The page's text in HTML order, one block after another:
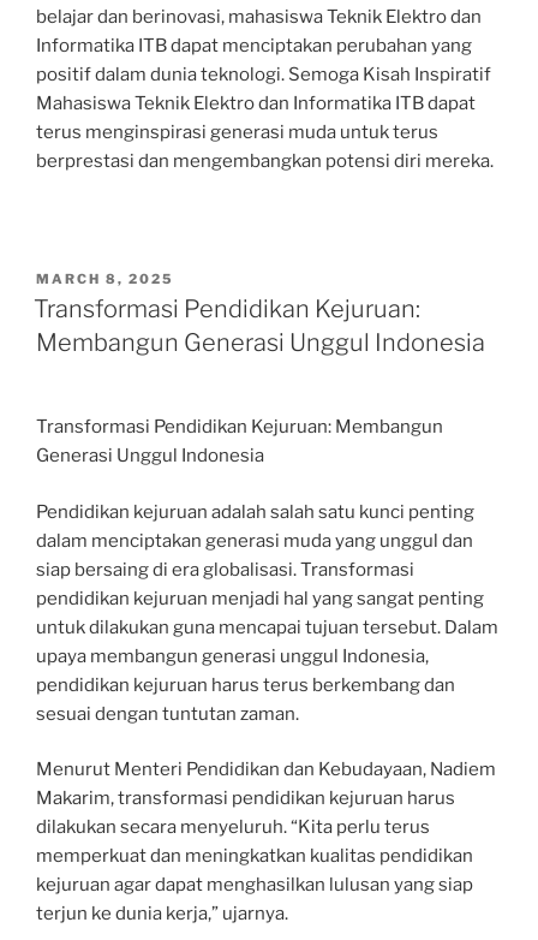
belajar dan berinovasi, mahasiswa Teknik Elektro dan
Informatika ITB dapat menciptakan perubahan yang
positif dalam dunia teknologi. Semoga Kisah Inspiratif
Mahasiswa Teknik Elektro dan Informatika ITB dapat
terus menginspirasi generasi muda untuk terus
berprestasi dan mengembangkan potensi diri mereka.
POSTED
ON
MARCH 8, 2025
Transformasi Pendidikan Kejuruan:
Membangun Generasi Unggul Indonesia
Transformasi Pendidikan Kejuruan: Membangun
Generasi Unggul Indonesia
Pendidikan kejuruan adalah salah satu kunci penting
dalam menciptakan generasi muda yang unggul dan
siap bersaing di era globalisasi. Transformasi
pendidikan kejuruan menjadi hal yang sangat penting
untuk dilakukan guna mencapai tujuan tersebut. Dalam
upaya membangun generasi unggul Indonesia,
pendidikan kejuruan harus terus berkembang dan
sesuai dengan tuntutan zaman.
Menurut Menteri Pendidikan dan Kebudayaan, Nadiem
Makarim, transformasi pendidikan kejuruan harus
dilakukan secara menyeluruh. “Kita perlu terus
memperkuat dan meningkatkan kualitas pendidikan
kejuruan agar dapat menghasilkan lulusan yang siap
terjun ke dunia kerja,” ujarnya.